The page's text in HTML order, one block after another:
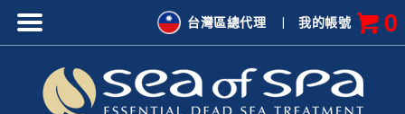
|我的帳號 0
台灣區總代理